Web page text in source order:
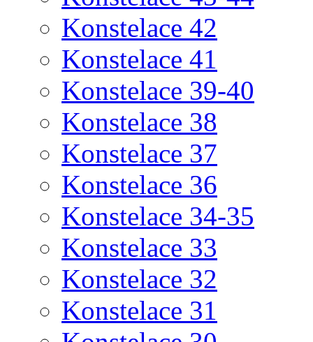
Konstelace 42
Konstelace 41
Konstelace 39-40
Konstelace 38
Konstelace 37
Konstelace 36
Konstelace 34-35
Konstelace 33
Konstelace 32
Konstelace 31